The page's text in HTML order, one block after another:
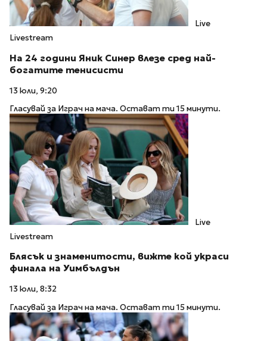
Live
Livestream
На 24 години Яник Синер влезе сред най-
богатите тенисисти
13 юли, 9:20
Гласувай за Играч на мача. Остават ти 15 минути.
Live
Livestream
Блясък и знаменитости, вижте кой украси
финала на Уимбълдън
13 юли, 8:32
Гласувай за Играч на мача. Остават ти 15 минути.